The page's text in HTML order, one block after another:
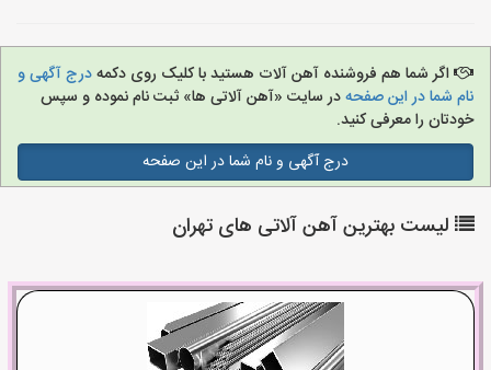
آهن آلاتی های شهرها
اگر شما هم فروشنده آهن آلات هستید با کلیک روی دکمهدرج آگهی و
نام شما در این صفحهدر سایت «آهن آلاتی ها» ثبت نام نموده و سپس
خودتان را معرفی کنید.
درج آگهی و نام شما در این صفحه
لیست بهترین آهن آلاتی های تهران